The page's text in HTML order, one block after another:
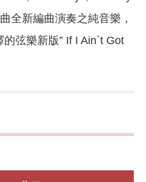
全新編曲演奏之純音樂，
弦樂新版” If I Ain`t Got